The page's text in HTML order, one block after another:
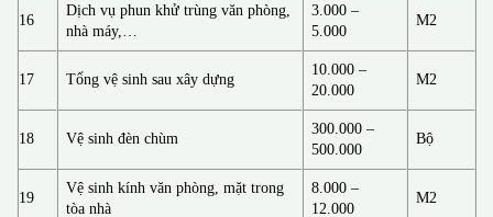
16
Dịch vụ phun khử trùng văn phòng,
nhà máy,…
3.000 –
5.000
M2
17 Tổng vệ sinh sau xây dựng
10.000 –
20.000
M2
18 Vệ sinh đèn chùm
300.000 –
500.000
Bộ
19
Vệ sinh kính văn phòng, mặt trong
tòa nhà
8.000 –
12.000
M2